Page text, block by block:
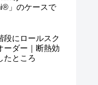
」のケースで
段にロールスク
ーダー｜断熱効
たところ